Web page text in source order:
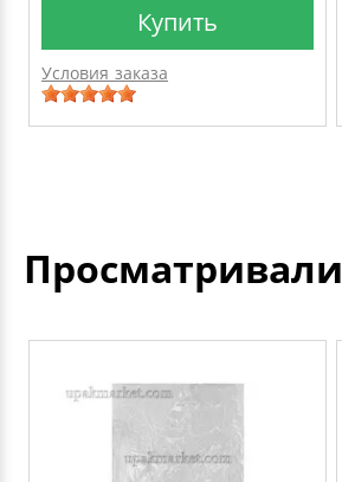
Купить
Условия заказа
Просматривали